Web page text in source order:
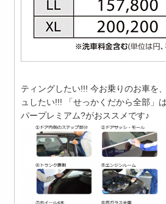
ティングしたい!!! 今お乗りのお車を
ュしたい!!! 「せっかくだから全部」
パープレミアム?がおススメです♪